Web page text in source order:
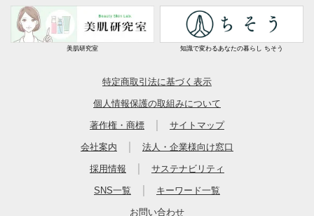
美肌研究室 知識で変わるあなたの暮らし ちそう
特定商取引法に基づく表示
個人情報保護の取組みについて
著作権・商標 サイトマップ
会社案内 法人・企業様向け窓口
採用情報 サステナビリティ
SNS一覧 キーワード一覧
お問い合わせ